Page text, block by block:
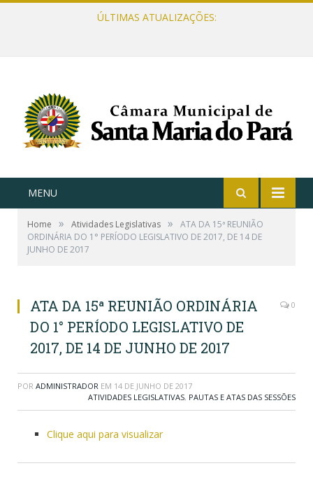
ÚLTIMAS ATUALIZAÇÕES:
MENU
Home » Atividades Legislativas »
ATA DA 15ª REUNIÃO
ORDINÁRIA DO 1° PERÍODO LEGISLATIVO DE 2017, DE 14 DE
JUNHO DE 2017
ATA DA 15ª REUNIÃO ORDINÁRIA
DO 1° PERÍODO LEGISLATIVO DE
2017, DE 14 DE JUNHO DE 2017
0
POR ADMINISTRADOR EM 14 DE JUNHO DE 2017
ATIVIDADES LEGISLATIVAS, PAUTAS E ATAS DAS SESSÕES
Clique aqui para visualizar